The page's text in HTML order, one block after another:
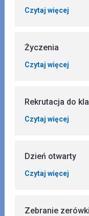
Czytaj więcej
Życzenia
Czytaj więcej
Rekrutacja do
Czytaj więcej
Dzień otwarty
Czytaj więcej
Zebranie zerówki